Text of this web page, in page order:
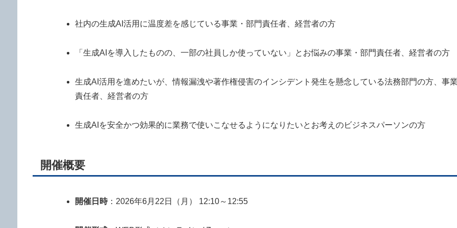
社内の生成AI活用に温度差を感じている事業・部門責任者、経営者の方
「生成AIを導入したものの、一部の社員しか使っていない」とお悩みの事業・部門責任者、経営者の方
生成AI活用を進めたいが、情報漏洩や著作権侵害のインシデント発生を懸念している法務部門の方、事
責任者、経営者の方
生成AIを安全かつ効果的に業務で使いこなせるようになりたいとお考えのビジネスパーソンの方
開催概要
開催日時：2026年6月22日（月） 12:10～12:55